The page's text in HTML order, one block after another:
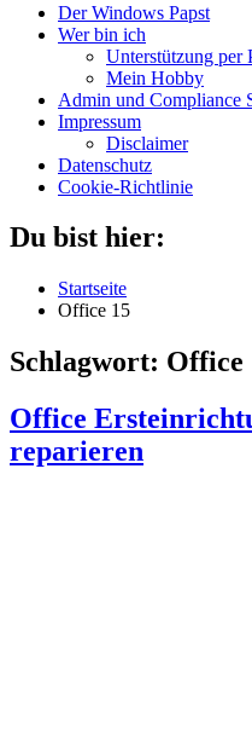
Der Windows Papst
Wer bin ich
Unterstützung per
Mein Hobby
Admin und Compliance
Impressum
Disclaimer
Datenschutz
Cookie-Richtlinie
Du bist hier:
Startseite
Office 15
Schlagwort: Office
Office
reparieren